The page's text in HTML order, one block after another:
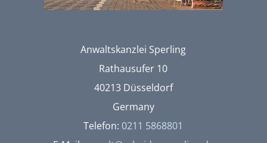
Anwaltskanzlei Sperling
Rathausufer 10
40213 Düsseldorf
Germany
Telefon: 0211 5868801